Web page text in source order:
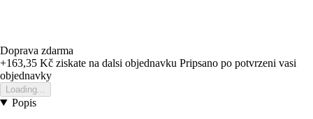
Doprava zdarma
+163,35 Kč ziskate na dalsi objednavku Pripsano po potvrzeni vasi
objednavky
Loading...
Popis